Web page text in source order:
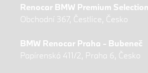
Renocar BMW Premium
Obchodní 367, Čestlice, Česko
BMW Renocar Praha - Bubeneč
Papírenská 411/2, Praha 6, Česko